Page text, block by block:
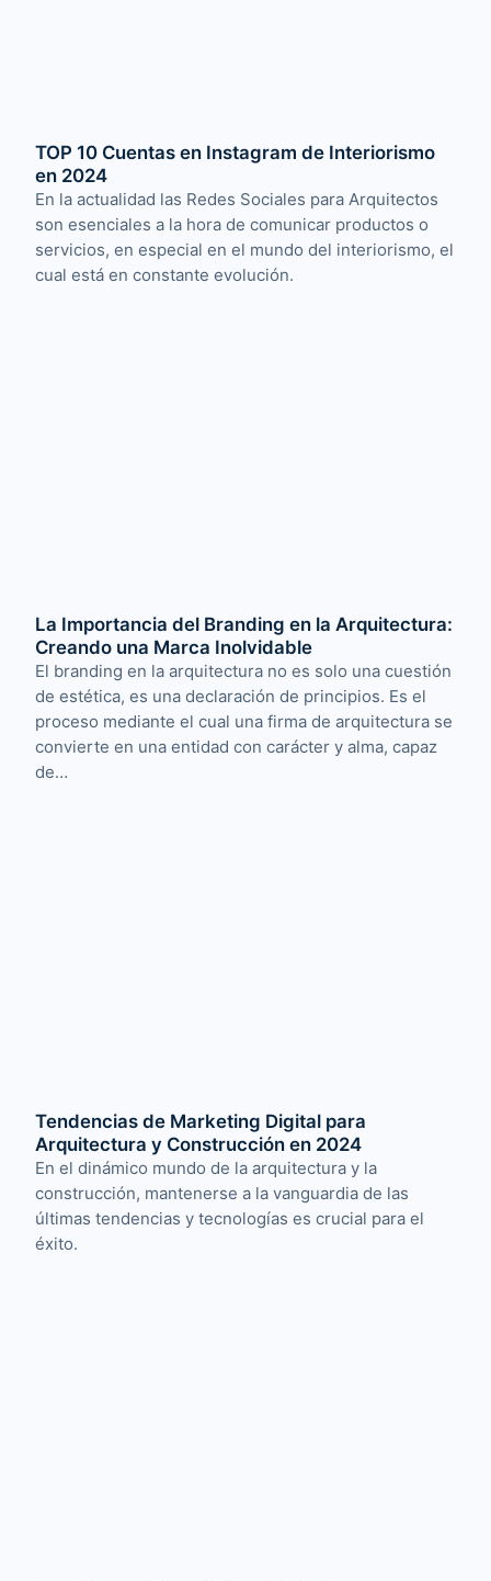
TOP 10 Cuentas en Instagram de Interiorismo
en 2024
En la actualidad las Redes Sociales para Arquitectos
son esenciales a la hora de comunicar productos o
servicios, en especial en el mundo del interiorismo, el
cual está en constante evolución.
La Importancia del Branding en la Arquitectura:
Creando una Marca Inolvidable
El branding en la arquitectura no es solo una cuestión
de estética, es una declaración de principios. Es el
proceso mediante el cual una firma de arquitectura se
convierte en una entidad con carácter y alma, capaz
de…
Tendencias de Marketing Digital para
Arquitectura y Construcción en 2024
En el dinámico mundo de la arquitectura y la
construcción, mantenerse a la vanguardia de las
últimas tendencias y tecnologías es crucial para el
éxito.